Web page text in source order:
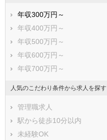
年収300万円～
年収400万円～
年収500万円～
年収600万円～
年収700万円～
人気のこだわり条件から求人を探す
管理職求人
駅から徒歩10分以内
未経験OK